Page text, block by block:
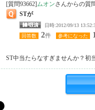
[質問93662]ムオンさんからの質
STが
日時:2012/09/13
回答数
2件 参考になった
ST中当たらなすぎませんか？初